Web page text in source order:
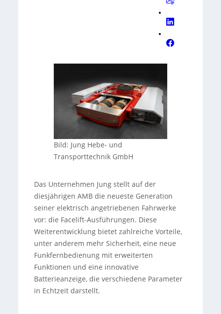
Bild: Jung Hebe- und
Transporttechnik GmbH
Das Unternehmen Jung stellt auf der
diesjährigen AMB die neueste Generation
seiner elektrisch angetriebenen Fahrwerke
vor: die Facelift-Ausführungen. Diese
Weiterentwicklung bietet zahlreiche Vorteile,
unter anderem mehr Sicherheit, eine neue
Funkfernbedienung mit erweiterten
Funktionen und eine innovative
Batterieanzeige, die verschiedene Parameter
in Echtzeit darstellt.